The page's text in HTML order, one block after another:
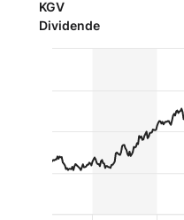
KGV
Dividende